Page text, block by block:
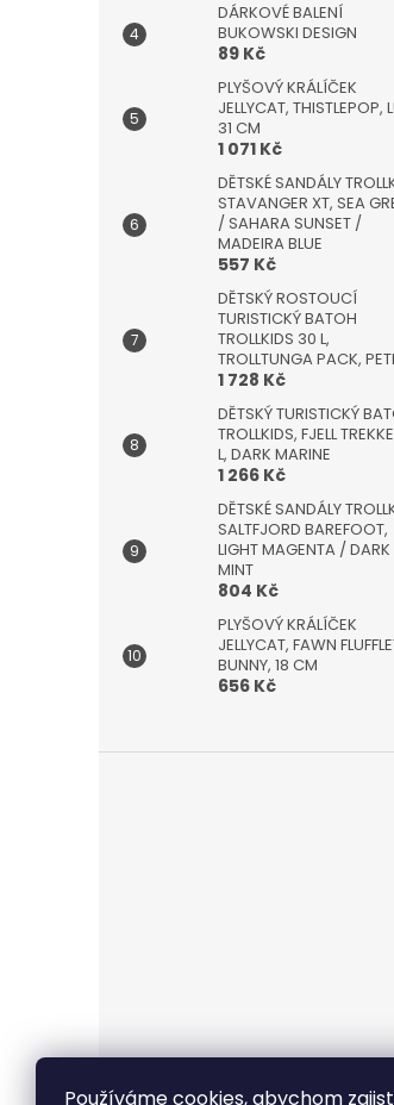
Používáme cookies, abychom
DÁRKOVÉ BALENÍ
BUKOWSKI DESIGN
89 Kč
PLYŠOVÝ KRÁLÍČEK
JELLYCAT, THISTLEPOP,
31 CM
1 071 Kč
DĚTSKÉ SANDÁLY
STAVANGER XT, SEA
/ SAHARA SUNSET /
MADEIRA BLUE
557 Kč
DĚTSKÝ ROSTOUCÍ
TURISTICKÝ BATOH
TROLLKIDS 30 L,
TROLLTUNGA PACK,
1 728 Kč
DĚTSKÝ TURISTICKÝ
TROLLKIDS, FJELL
L, DARK MARINE
1 266 Kč
DĚTSKÉ SANDÁLY
SALTFJORD BAREFOOT,
LIGHT MAGENTA / DARK
MINT
804 Kč
PLYŠOVÝ KRÁLÍČEK
JELLYCAT, FAWN
BUNNY, 18 CM
656 Kč